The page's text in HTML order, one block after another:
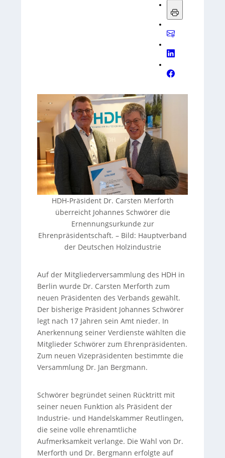
HDH-Präsident Dr. Carsten Merforth
überreicht Johannes Schwörer die
Ernennungsurkunde zur
Ehrenpräsidentschaft. – Bild: Hauptverband
der Deutschen Holzindustrie
Auf der Mitgliederversammlung des HDH in
Berlin wurde Dr. Carsten Merforth zum
neuen Präsidenten des Verbands gewählt.
Der bisherige Präsident Johannes Schwörer
legt nach 17 Jahren sein Amt nieder. In
Anerkennung seiner Verdienste wählten die
Mitglieder Schwörer zum Ehrenpräsidenten.
Zum neuen Vizepräsidenten bestimmte die
Versammlung Dr. Jan Bergmann.
Schwörer begründet seinen Rücktritt mit
seiner neuen Funktion als Präsident der
Industrie- und Handelskammer Reutlingen,
die seine volle ehrenamtliche
Aufmerksamkeit verlange. Die Wahl von Dr.
Merforth und Dr. Bergmann erfolgte auf